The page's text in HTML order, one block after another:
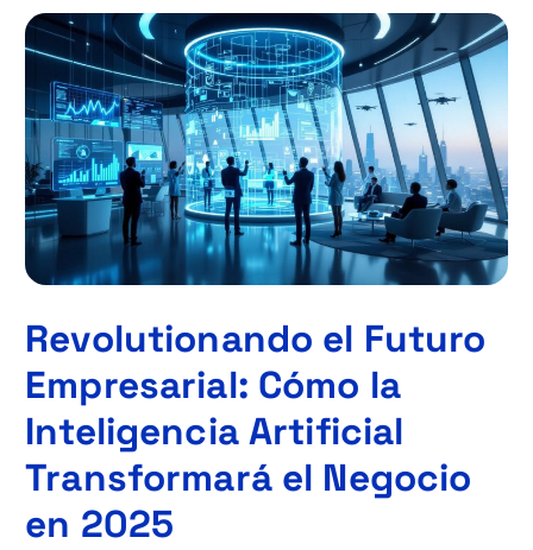
Revolutionando el Futuro
Empresarial: Cómo la
Inteligencia Artificial
Transformará el Negocio
en 2025